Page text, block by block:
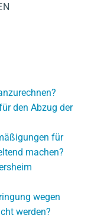
den Abzug der
für
machen?
wegen
werden?